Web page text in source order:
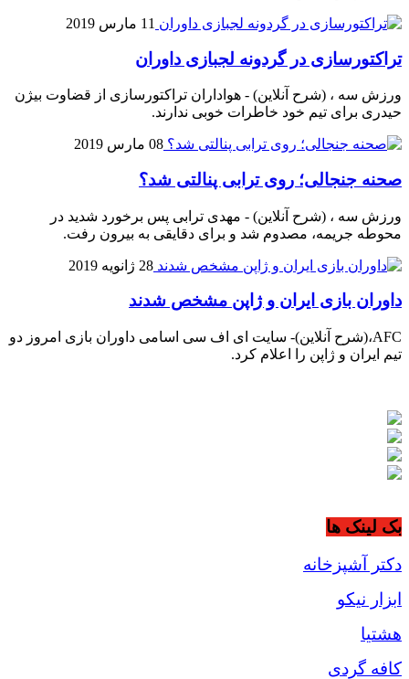
11 مارس 2019
تراکتورسازی در گردونه لجبازی داوران
ورزش سه ، (شرح آنلاین) - هواداران تراکتورسازی از قضاوت بیژن
حیدری برای تیم خود خاطرات خوبی ندارند.
08 مارس 2019
صحنه جنجالی؛ روی ترابی پنالتی شد؟
ورزش سه ، (شرح آنلاین) - مهدی ترابی پس برخورد شدید در
محوطه جریمه، مصدوم شد و برای دقایقی به بیرون رفت.
28 ژانویه 2019
داوران بازی ایران و ژاپن مشخص شدند
AFC،(شرح آنلاین)- سایت ای اف سی اسامی داوران بازی امروز دو
تیم ایران و ژاپن را اعلام کرد.
بک لینک ها
دکتر آشپزخانه
ابزار نیکو
هشتیا
کافه گردی